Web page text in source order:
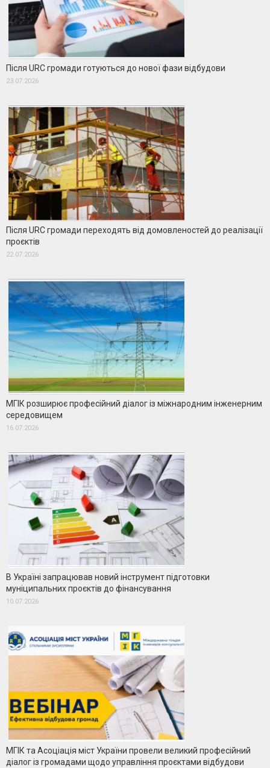
Після URC громади готуються до нової фази відбудови
23.07.2026
Після URC громади переходять від домовленостей до реалізації
проєктів
22.07.2026
МГІК розширює професійний діалог із міжнародним інженерним
середовищем
16.07.2026
В Україні запрацював новий інструмент підготовки
муніципальних проєктів до фінансування
10.07.2026
МГІК та Асоціація міст України провели великий професійний
діалог із громадами щодо управління проєктами відбудови